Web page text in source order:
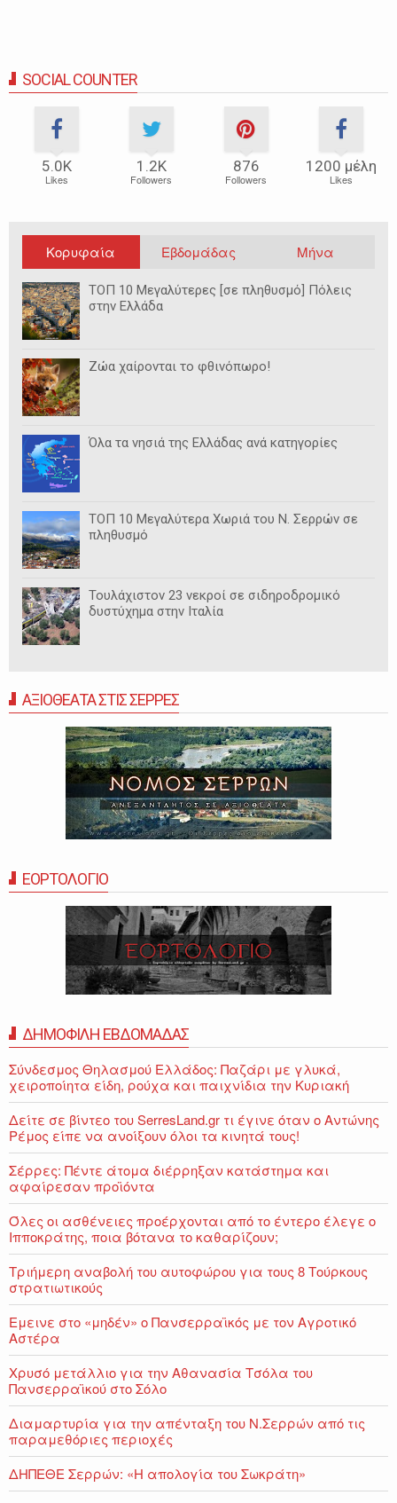
SOCIAL COUNTER
5.0Κ
Likes
1.2Κ
Followers
876
Followers
1200 μέλη
Likes
Κορυφαία Εβδομάδας Μήνα
ΤΟΠ 10 Μεγαλύτερες [σε πληθυσμό] Πόλεις
στην Ελλάδα
Ζώα χαίρονται το φθινόπωρο!
Όλα τα νησιά της Ελλάδας ανά κατηγορίες
ΤΟΠ 10 Μεγαλύτερα Χωριά του Ν. Σερρών σε
πληθυσμό
Τουλάχιστον 23 νεκροί σε σιδηροδρομικό
δυστύχημα στην Ιταλία
ΑΞΙΟΘΕΑΤΑ ΣΤΙΣ ΣΕΡΡΕΣ
ΕΟΡΤΟΛΟΓΙΟ
ΔΗΜΟΦΙΛΗ ΕΒΔΟΜΑΔΑΣ
Σύνδεσμος Θηλασμού Ελλάδος: Παζάρι με γλυκά,
χειροποίητα είδη, ρούχα και παιχνίδια την Κυριακή
Δείτε σε βίντεο του SerresLand.gr τι έγινε όταν ο Αντώνης
Ρέμος είπε να ανοίξουν όλοι τα κινητά τους!
Σέρρες: Πέντε άτομα διέρρηξαν κατάστημα και
αφαίρεσαν προϊόντα
Όλες οι ασθένειες προέρχονται από το έντερο έλεγε ο
Ιπποκράτης, ποια βότανα το καθαρίζουν;
Τριήμερη αναβολή του αυτοφώρου για τους 8 Τούρκους
στρατιωτικούς
Εμεινε στο «μηδέν» o Πανσερραϊκός με τον Αγροτικό
Αστέρα
Χρυσό μετάλλιο για την Αθανασία Τσόλα του
Πανσερραϊκού στο Σόλο
Διαμαρτυρία για την απένταξη του Ν.Σερρών από τις
παραμεθόριες περιοχές
ΔΗΠΕΘΕ Σερρών: «Η απολογία του Σωκράτη»